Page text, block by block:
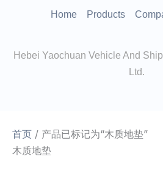
Home Products
Hebei Yaochuan Vehicle And
Ltd.
首页 / 产品已标记为“木质地垫”
木质地垫